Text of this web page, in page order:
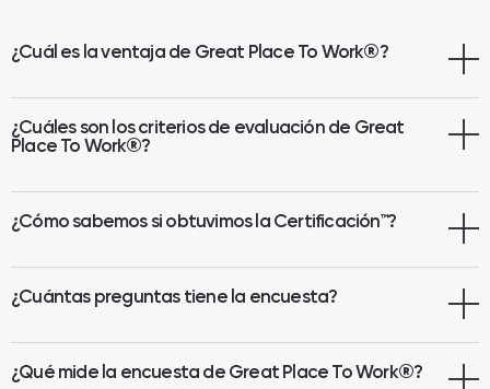
¿Cuál es la ventaja de Great Place To Work®?
¿Cuáles son los criterios de evaluación de Great
Place To Work®?
¿Cómo sabemos si obtuvimos la Certificación™?
¿Cuántas preguntas tiene la encuesta?
¿Qué mide la encuesta de Great Place To Work®?